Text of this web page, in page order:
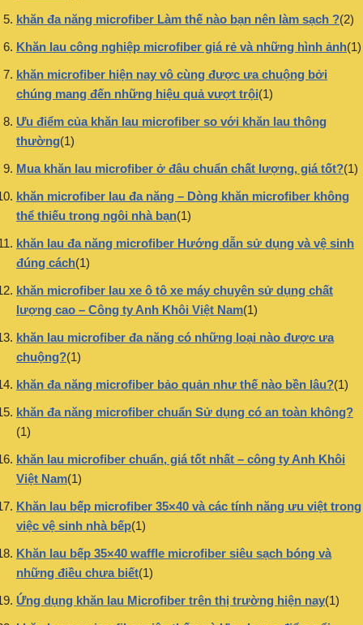
khăn đa năng microfiber Làm thế nào bạn nên làm sạch ?(2)
Khăn lau công nghiệp microfiber giá rẻ và những hình ảnh(1)
khăn microfiber hiện nay vô cùng được ưa chuộng bởi
chúng mang đến những hiệu quả vượt trội(1)
Ưu điểm của khăn lau microfiber so với khăn lau thông
thường(1)
Mua khăn lau microfiber ở đâu chuẩn chất lượng, giá tốt?(1)
khăn microfiber lau đa năng – Dòng khăn microfiber không
thể thiếu trong ngôi nhà bạn(1)
khăn lau đa năng microfiber Hướng dẫn sử dụng và vệ sinh
đúng cách(1)
khăn microfiber lau xe ô tô xe máy chuyên sử dụng chất
lượng cao – Công ty Anh Khôi Việt Nam(1)
khăn lau microfiber đa năng có những loại nào được ưa
chuộng?(1)
khăn đa năng microfiber bảo quản như thế nào bền lâu?(1)
khăn đa năng microfiber chuẩn Sử dụng có an toàn không?
(1)
khăn lau microfiber chuẩn, giá tốt nhất – công ty Anh Khôi
Việt Nam(1)
Khăn lau bếp microfiber 35×40 và các tính năng ưu việt trong
việc vệ sinh nhà bếp(1)
Khăn lau bếp 35×40 waffle microfiber siêu sạch bóng và
những điều chưa biết(1)
Ứng dụng khăn lau Microfiber trên thị trường hiện nay(1)